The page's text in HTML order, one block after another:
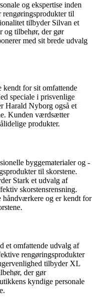
og ekspertise inden
til
tilbyder Silvan et
og tilbehør, der gør
med sit brede udvalg
for sit omfattende
speciale i prisvenlige
Harald Nyborg også et
Kunden værdsætter
produkter.
byggematerialer og -
til skorstene.
Stark et udvalg af
skorstensrensning.
og er kendt for
et omfattende udvalg af
rengøringsprodukter
tilbyder XL
der gør
kyndige personale